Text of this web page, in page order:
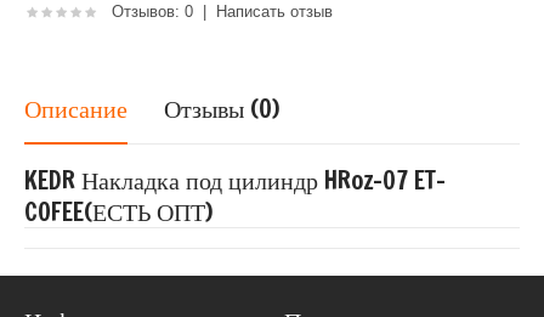
Отзывов: 0 | Написать отзыв
Описание Отзывы (0)
KEDR Накладка под цилиндр HRoz-07 ET-
COFEE(ЕСТЬ ОПТ)